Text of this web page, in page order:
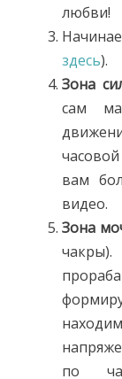
любви!
здесь).
Зона
сам
вам
видео.
Зона
по